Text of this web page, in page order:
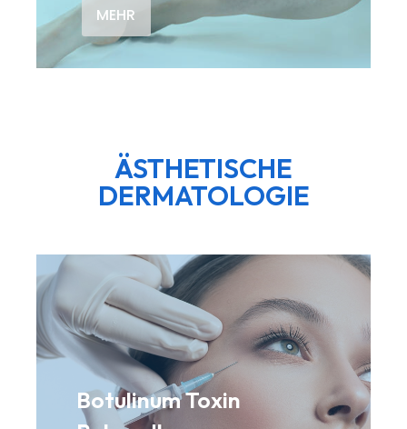
MEHR
ÄSTHETISCHE
DERMATOLOGIE
Botulinum Toxin